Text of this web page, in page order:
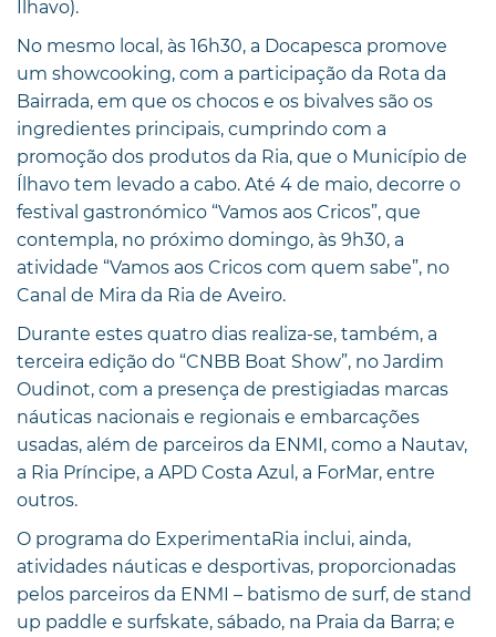
Ílhavo).
No mesmo local, às 16h30, a Docapesca promove
um showcooking, com a participação da Rota da
Bairrada, em que os chocos e os bivalves são os
ingredientes principais, cumprindo com a
promoção dos produtos da Ria, que o Município de
Ílhavo tem levado a cabo. Até 4 de maio, decorre o
festival gastronómico “Vamos aos Cricos”, que
contempla, no próximo domingo, às 9h30, a
atividade “Vamos aos Cricos com quem sabe”, no
Canal de Mira da Ria de Aveiro.
Durante estes quatro dias realiza-se, também, a
terceira edição do “CNBB Boat Show”, no Jardim
Oudinot, com a presença de prestigiadas marcas
náuticas nacionais e regionais e embarcações
usadas, além de parceiros da ENMI, como a Nautav,
a Ria Príncipe, a APD Costa Azul, a ForMar, entre
outros.
O programa do ExperimentaRia inclui, ainda,
atividades náuticas e desportivas, proporcionadas
pelos parceiros da ENMI – batismo de surf, de stand
up paddle e surfskate, sábado, na Praia da Barra; e